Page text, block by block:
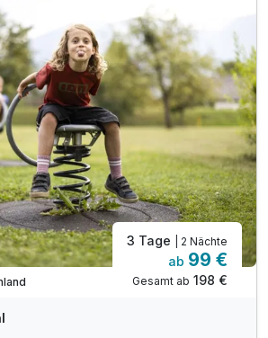
3 Tage | 2 Nächte
ab 99 €
Gesamt ab 198 €